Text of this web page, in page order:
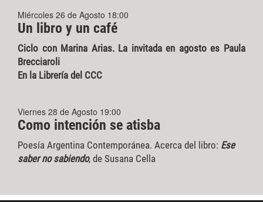
Miércoles 26 de Agosto 18:00
Un libro y un café
Ciclo con Marina Arias. La invitada en agosto es Paula
Brecciaroli
En la Librería del CCC
Viernes 28 de Agosto 19:00
Como intención se atisba
Poesía Argentina Contemporánea. Acerca del libro: Ese
saber no sabiendo, de Susana Cella